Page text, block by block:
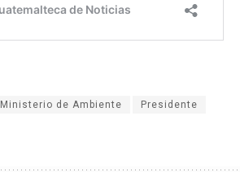
Ministerio de Ambiente Presidente